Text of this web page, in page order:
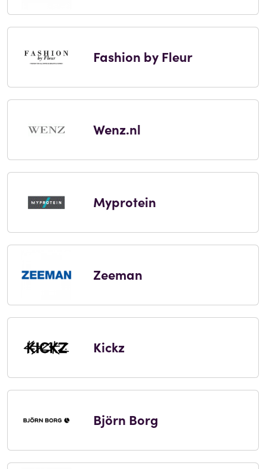
Fashion by Fleur
Wenz.nl
Myprotein
Zeeman
Kickz
Björn Borg